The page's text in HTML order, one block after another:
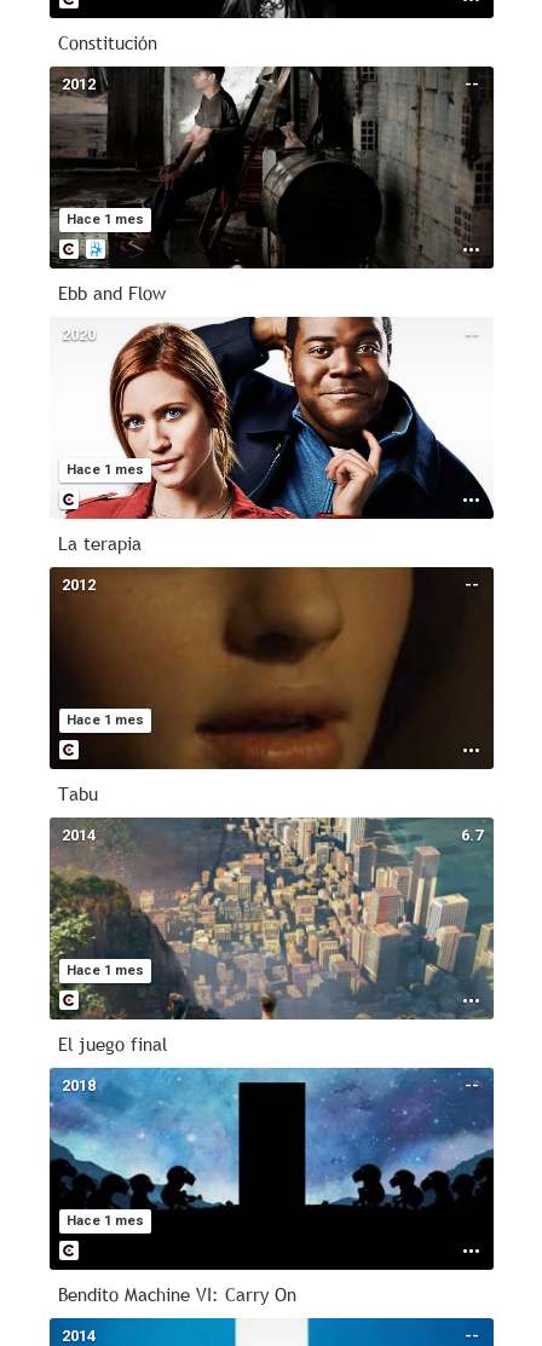
Constitución
--
Hace 1 mes
2012
Ebb and Flow
--
Hace 1 mes
2020
La terapia
--
Hace 1 mes
2012
Tabu
6.7
Hace 1 mes
2014
El juego final
--
Hace 1 mes
2018
Bendito Machine VI: Carry On
--
2014